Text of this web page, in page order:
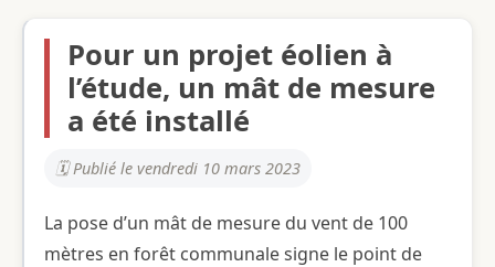
Pour un projet éolien à
l’étude, un mât de mesure
a été installé
Publié le vendredi 10 mars 2023
La pose d’un mât de mesure du vent de 100
mètres en forêt communale signe le point de